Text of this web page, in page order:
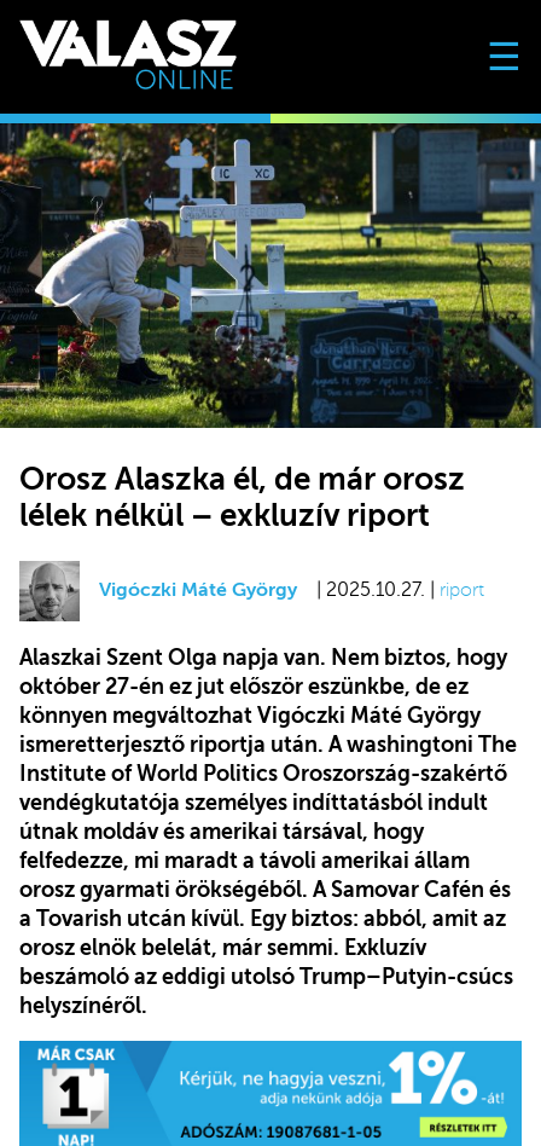
☰
Orosz Alaszka él, de már orosz
lélek nélkül – exkluzív riport
Vigóczki Máté György | 2025.10.27. | riport
Alaszkai Szent Olga napja van. Nem biztos, hogy
október 27-én ez jut először eszünkbe, de ez
könnyen megváltozhat Vigóczki Máté György
ismeretterjesztő riportja után. A washingtoni The
Institute of World Politics Oroszország-szakértő
vendégkutatója személyes indíttatásból indult
útnak moldáv és amerikai társával, hogy
felfedezze, mi maradt a távoli amerikai állam
orosz gyarmati örökségéből. A Samovar Cafén és
a Tovarish utcán kívül. Egy biztos: abból, amit az
orosz elnök belelát, már semmi. Exkluzív
beszámoló az eddigi utolsó Trump–Putyin-csúcs
helyszínéről.